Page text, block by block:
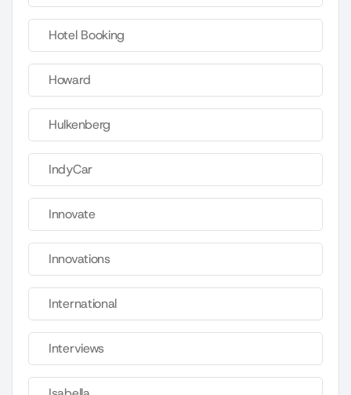
Hotel Booking
Howard
Hulkenberg
IndyCar
Innovate
Innovations
International
Interviews